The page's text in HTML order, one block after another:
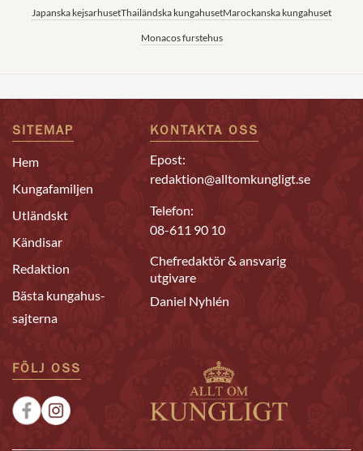
Japanska kejsarhusetThailändska kungahusetMarockanska kungahuset
Monacos furstehus
SITEMAP
Hem
Kungafamiljen
Utländskt
Kändisar
Redaktion
Bästa kungahus-
sajterna
KONTAKTA OSS
Epost:
redaktion@alltomkungligt.se
Telefon:
08-611 90 10
Chefredaktör & ansvarig
utgivare
Daniel Nyhlén
FÖLJ OSS